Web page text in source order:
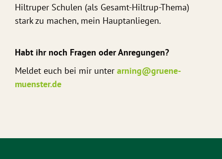
Hiltruper Schulen (als Gesamt-Hiltrup-Thema)
stark zu machen, mein Hauptanliegen.
Habt ihr noch Fragen oder Anregungen?
Meldet euch bei mir unter arning@gruene-
muenster.de